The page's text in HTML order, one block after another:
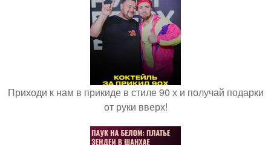
Приходи к нам в прикиде в стиле 90 х и получай подарки
от руки вверх!